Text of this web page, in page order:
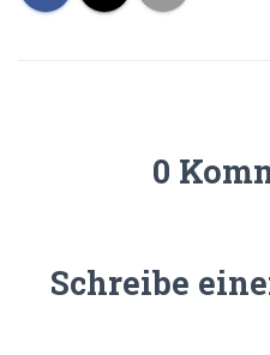
0
Schreibe